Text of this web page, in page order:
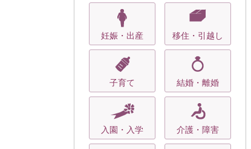
妊娠・出産 移住・引越し
子育て 結婚・離婚
入園・入学 介護・障害